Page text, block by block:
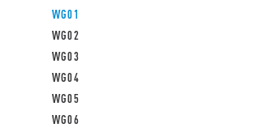
WG01
WG02
WG03
WG04
WG05
WG06